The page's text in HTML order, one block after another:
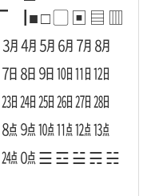
㋄㋅㋆㋇
㏧㏨㏩㏪㏫
㏷㏸㏹㏺㏻
㍡㍢㍣㍤㍥
㍰㍘☰☲☱☴☵